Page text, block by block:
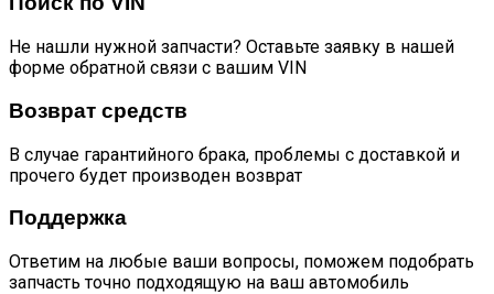
Не нашли нужной запчасти? Оставьте заявку в нашей
форме обратной связи с вашим VIN
Возврат средств
В случае гарантийного брака, проблемы с доставкой и
прочего будет производен возврат
Поддержка
Ответим на любые ваши вопросы, поможем подобрать
запчасть точно подходящую на ваш автомобиль